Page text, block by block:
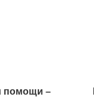
помощи –